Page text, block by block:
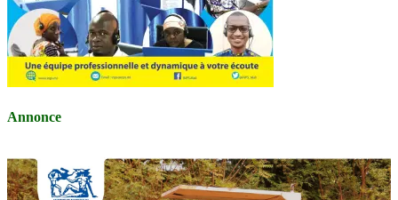
Annonce